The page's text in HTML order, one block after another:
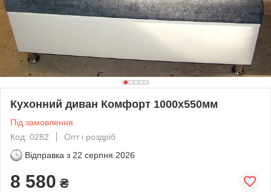
Кухонний диван Комфорт 1000х550мм
Під замовлення
Код: 0282
Опт і роздріб
Відправка з 22 серпня 2026
8 580 ₴